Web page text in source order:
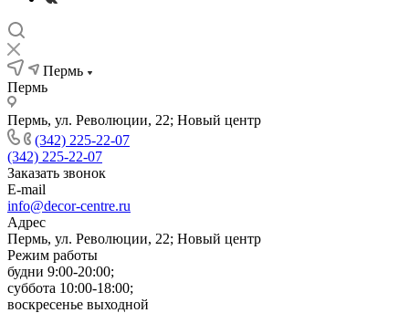
Пермь
Пермь
Пермь, ул. Революции, 22; Новый центр
(342) 225-22-07
(342) 225-22-07
Заказать звонок
E-mail
info@decor-centre.ru
Адрес
Пермь, ул. Революции, 22; Новый центр
Режим работы
будни 9:00-20:00;
суббота 10:00-18:00;
воскресенье выходной